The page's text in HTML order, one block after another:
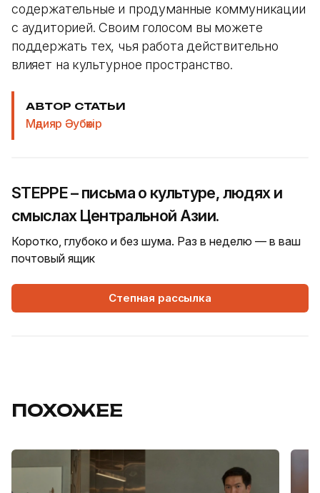
содержательные и продуманные коммуникации
с аудиторией. Своим голосом вы можете
поддержать тех, чья работа действительно
влияет на культурное пространство.
АВТОР СТАТЬИ
Мәдияр Әубәкір
STEPPE – письма о культуре, людях и
смыслах Центральной Азии.
Коротко, глубоко и без шума. Раз в неделю — в ваш
почтовый ящик
Степная рассылка
ПОХОЖЕЕ